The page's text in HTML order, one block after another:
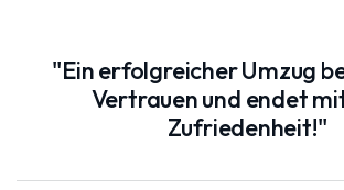
"Ein erfolgreicher Umzug
Vertrauen und endet
Zufriedenheit!"